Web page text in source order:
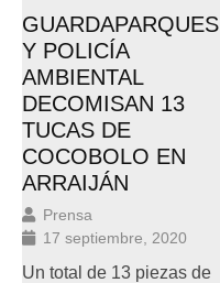
GUARDAPARQUES
Y POLICÍA
AMBIENTAL
DECOMISAN 13
TUCAS DE
COCOBOLO EN
ARRAIJÁN
Prensa
17 septiembre, 2020
Un total de 13 piezas de